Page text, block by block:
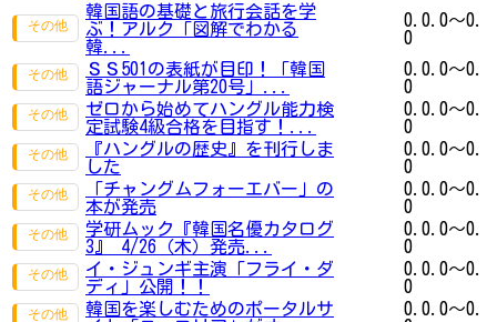
韓国語の基礎と旅行会話を学
ぶ！アルク「図解でわかる
韓...
0.0.0～0.
0
ＳＳ501の表紙が目印！「韓国
語ジャーナル第20号」...
0.0.0～0.
0
ゼロから始めてハングル能力検
定試験4級合格を目指す！...
0.0.0～0.
0
『ハングルの歴史』を刊行しま
した
0.0.0～0.
0
「チャングムフォーエバー」の
本が発売
0.0.0～0.
0
学研ムック『韓国名優カタログ
3』 4/26（木）発売...
0.0.0～0.
0
イ・ジュンギ主演「フライ・ダ
ディ」公開！！
0.0.0～0.
0
韓国を楽しむためのポータルサ
0.0.0～0.